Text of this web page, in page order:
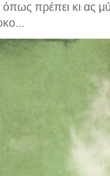
πρέπει κι ας